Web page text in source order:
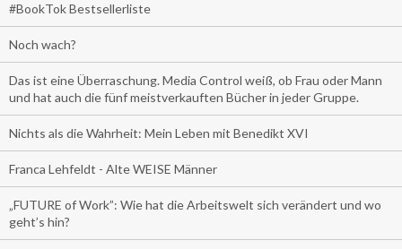
#BookTok Bestsellerliste
Noch wach?
Das ist eine Überraschung. Media Control weiß, ob Frau oder Mann
und hat auch die fünf meistverkauften Bücher in jeder Gruppe.
Nichts als die Wahrheit: Mein Leben mit Benedikt XVI
Franca Lehfeldt - Alte WEISE Männer
„FUTURE of Work”: Wie hat die Arbeitswelt sich verändert und wo
geht’s hin?